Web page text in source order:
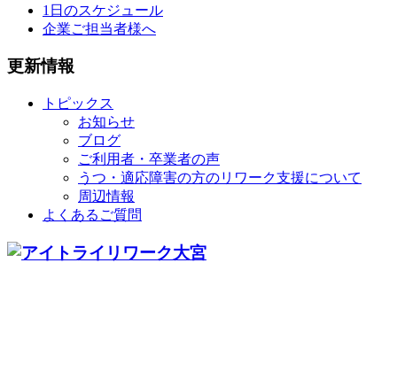
1日のスケジュール
企業ご担当者様へ
更新情報
トピックス
お知らせ
ブログ
ご利用者・卒業者の声
うつ・適応障害の方のリワーク支援について
周辺情報
よくあるご質問